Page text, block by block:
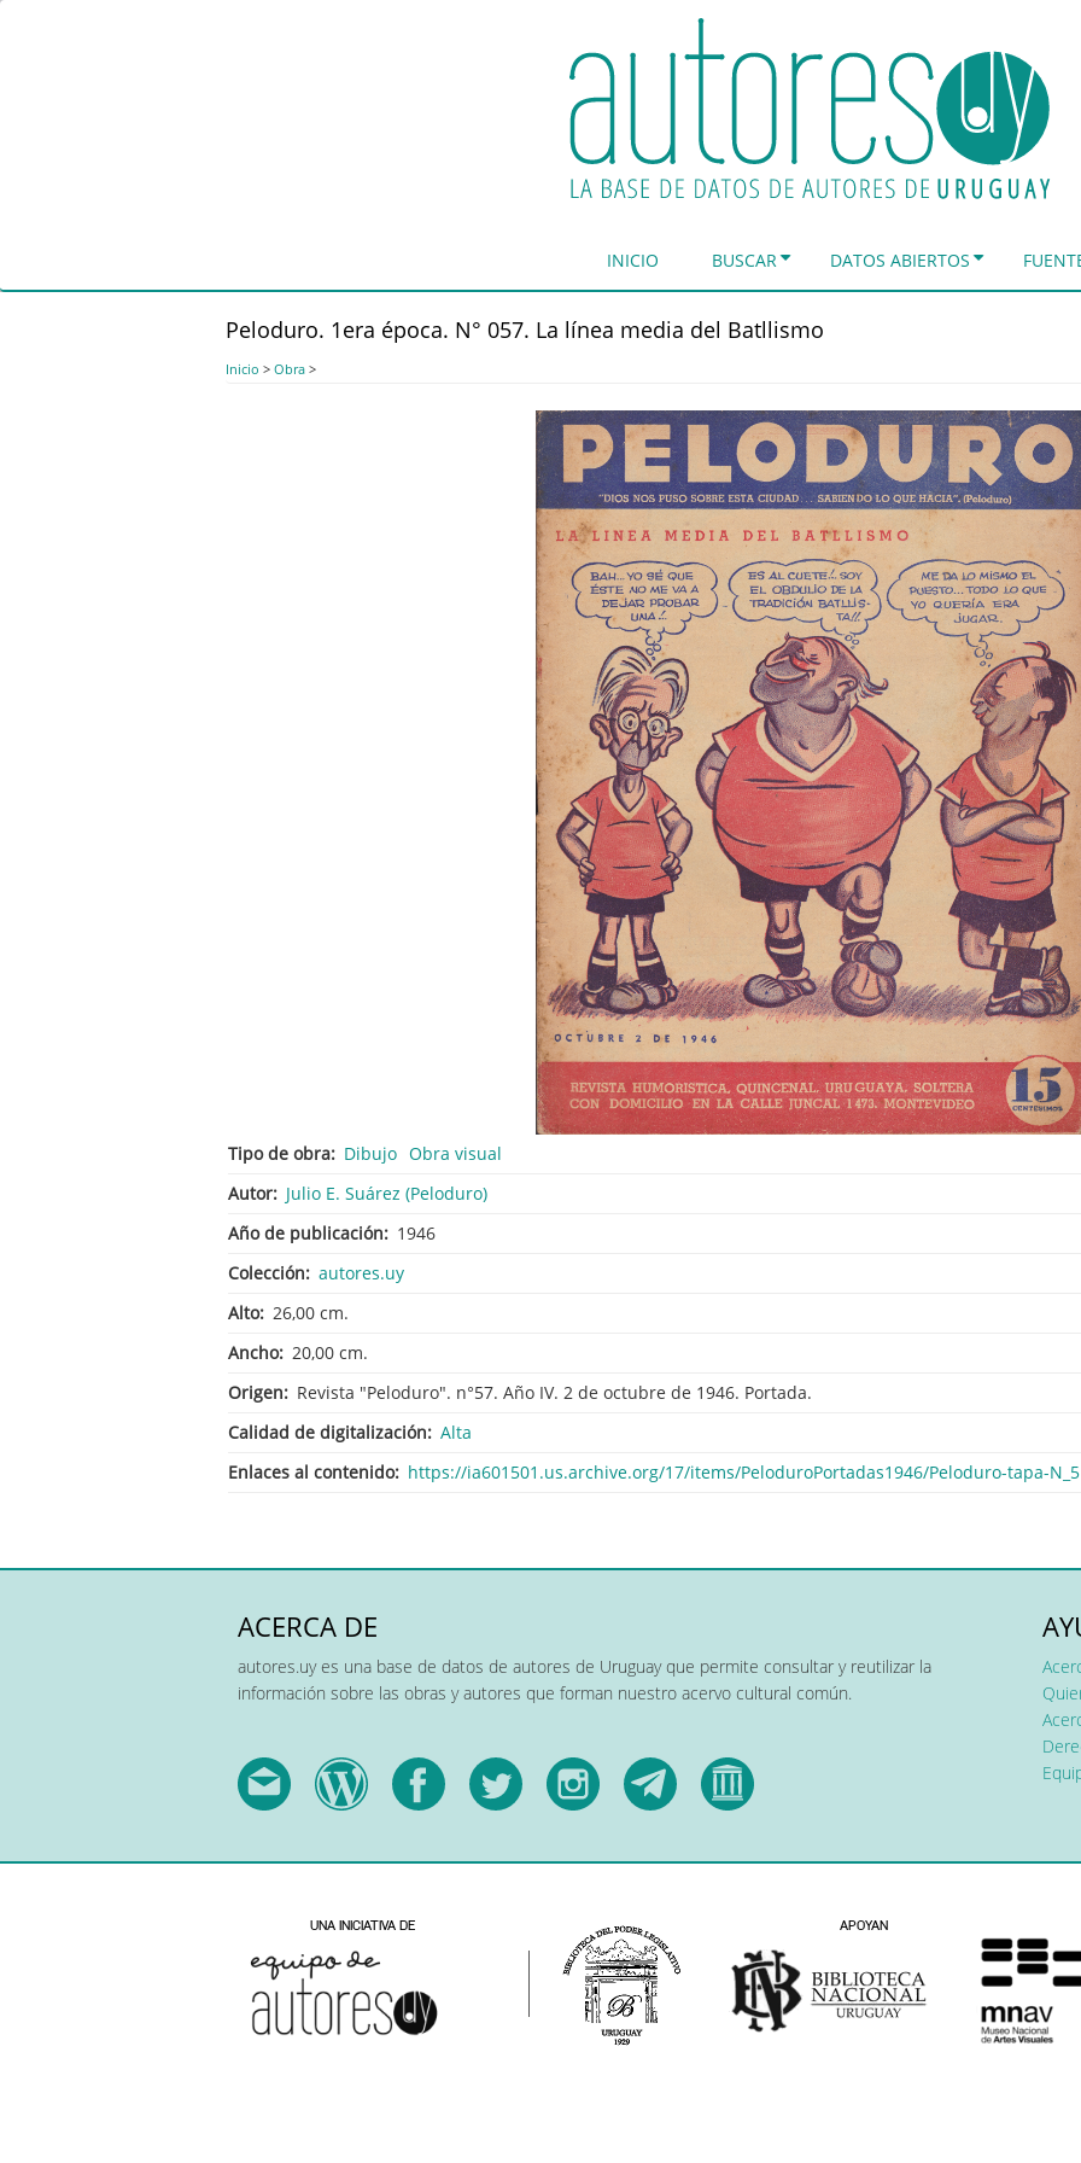
INICIO BUSCAR DATOS ABIERTOS
Peloduro. 1era época. N° 057. La línea media del Batllismo
Inicio > Obra >
Tipo de obra Dibujo Obra visual
Autor
Julio E. Suárez (Peloduro)
Año de publicación
1946
Colección
autores.uy
Alto
26,00 cm.
Ancho
20,00 cm.
Origen
Revista "Peloduro". n°57. Año IV. 2 de octubre de 1946. Portada.
Calidad de digitalización
Alta
Enlaces al contenido
https://ia601501.us.archive.org/17/items/PeloduroPortadas1946/Peloduro-tapa-
ACERCA DE
autores.uy es una base de datos de autores de Uruguay que permite consultar y reutilizar la
información sobre las obras y autores que forman nuestro acervo cultural común.